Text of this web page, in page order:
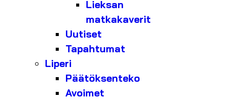
Lieksan
matkakaverit
Uutiset
Tapahtumat
Liperi
Päätöksenteko
Avoimet